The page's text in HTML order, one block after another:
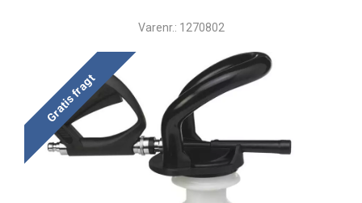
Varenr.: 1270802
Gratis fragt